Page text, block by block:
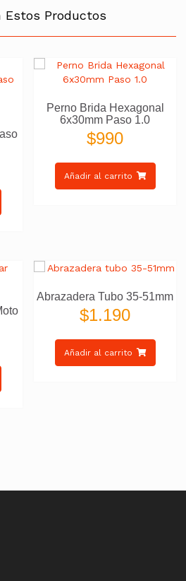
Estos Productos
Perno Brida Hexagonal
6x30mm Paso 1.0
$990
Añadir al carrito
Abrazadera Tubo 35-51mm
$1.190
Añadir al carrito